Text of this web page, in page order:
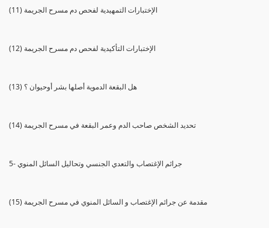
(11) الإختبارات التمهيدية لفحص دم مسرح الجريمة
(12) الإختبارات التأكيدية لفحص دم مسرح الجريمة
(13) هل البقعة الدموية أصلها بشر أوحيوان ؟
(14) تحديد الشخص صاحب الدم وعمر البقعة في مسرح الجريمة
5- جرائم الإغتصاب والتعدي الجنسي وتحاليل السائل المنوي
(15) مقدمة عن جرائم الإغتصاب و السائل المنوي في مسرح الجريمة